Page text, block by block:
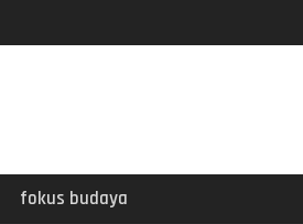
fokus budaya